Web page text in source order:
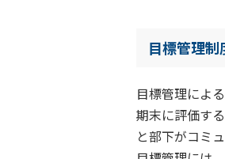
目標管理
目標管理によ
期末に評価す
と部下がコミ